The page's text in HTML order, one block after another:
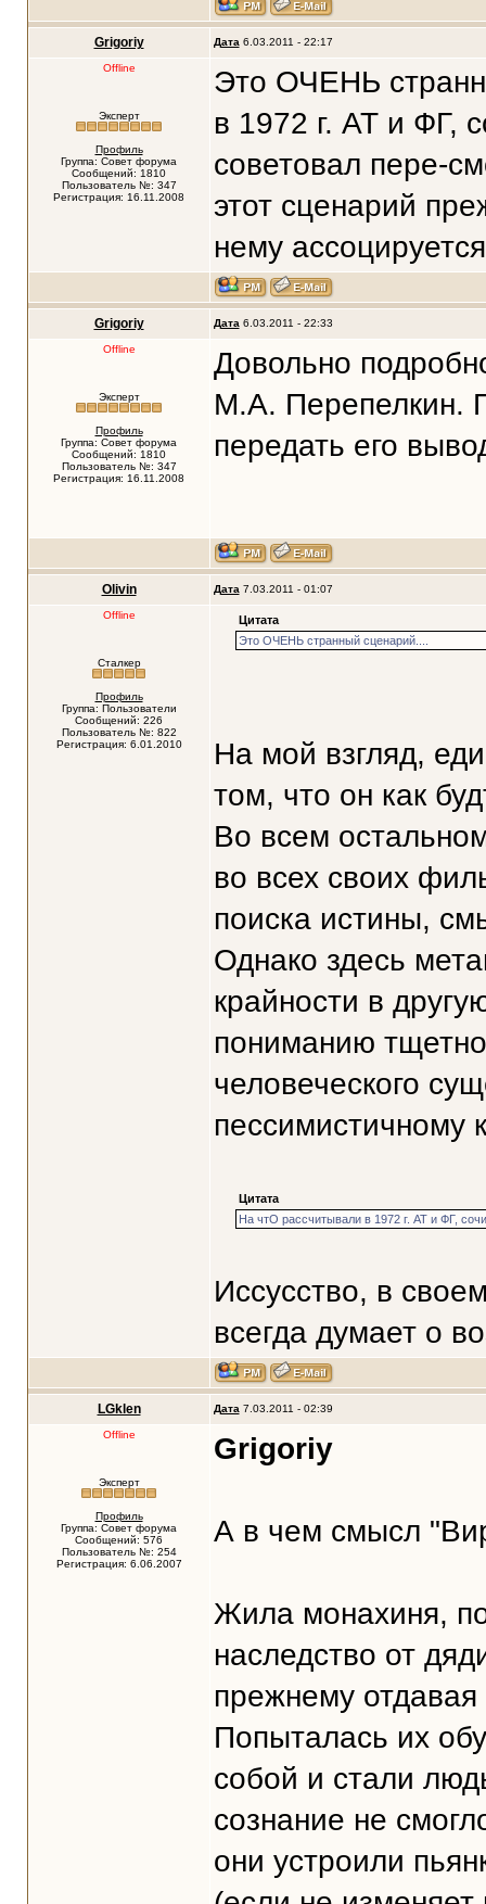
Grigoriy Дата 6.03.2011 - 22:17
Offline
Эксперт
Профиль
Группа: Совет форума
Сообщений: 1810
Пользователь №: 347
Регистрация: 16.11.2008
Это ОЧЕНЬ
в 1972 г. АТ и ФГ,
советовал пере-
этот сценарий
нему
Grigoriy Дата 6.03.2011 - 22:33
Offline
Эксперт
Профиль
Группа: Совет форума
Сообщений: 1810
Пользователь №: 347
Регистрация: 16.11.2008
Довольно
М.А. Перепелкин.
передать его
Olivin Дата 7.03.2011 - 01:07
Offline
Сталкер
Профиль
Группа: Пользователи
Сообщений: 226
Пользователь №: 822
Регистрация: 6.01.2010
Цитата
Это ОЧЕНЬ странный сценарий....
На мой взгляд,
том, что он как
Во всем
во всех своих
поиска истины,
Однако здесь
крайности в
пониманию
человеческого
пессимистичному
Цитата
На чтО рассчитывали в 1972 г. АТ и ФГ,
Иссусство, в
всегда думает о
LGklen Дата 7.03.2011 - 02:39
Offline
Эксперт
Профиль
Группа: Совет форума
Сообщений: 576
Пользователь №: 254
Регистрация: 6.06.2007
Grigoriy
А в чем смысл
Жила монахиня,
наследство от
прежнему
Попыталась их
собой и стали
сознание не
они устроили